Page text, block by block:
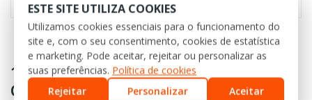
16 OUTROS PRODUTOS NA MESMA
CATEGORIA:
ESTE SITE UTILIZA COOKIES
Utilizamos cookies essenciais para o funcionamento do
site e, com o seu consentimento, cookies de estatística
e marketing. Pode aceitar, rejeitar ou personalizar as
suas preferências. Política de cookies
Rejeitar
Personalizar Aceitar